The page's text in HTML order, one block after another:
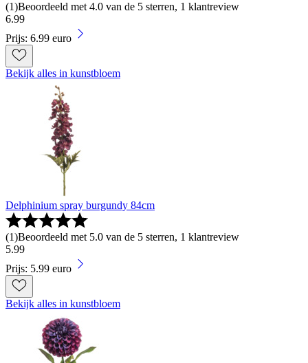
(1)Beoordeeld met 4.0 van de 5 sterren, 1 klantreview
6.99
Prijs: 6.99 euro
Bekijk alles in kunstbloem
Delphinium spray burgundy 84cm
(1)Beoordeeld met 5.0 van de 5 sterren, 1 klantreview
5.99
Prijs: 5.99 euro
Bekijk alles in kunstbloem